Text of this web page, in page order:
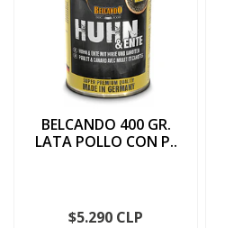
BELCANDO 400 GR.
LATA POLLO CON P..
$5.290 CLP